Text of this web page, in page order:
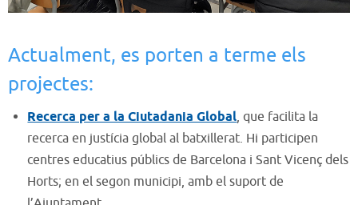
Actualment, es porten a terme els
projectes:
Recerca per a la Ciutadania Global, que facilita la
recerca en justícia global al batxillerat. Hi participen
centres educatius públics de Barcelona i Sant Vicenç dels
Horts; en el segon municipi, amb el suport de